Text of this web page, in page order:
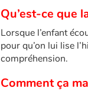
Qu’est-ce que
Lorsque l’enfant
pour qu’on lui lise
compréhension.
Comment ça